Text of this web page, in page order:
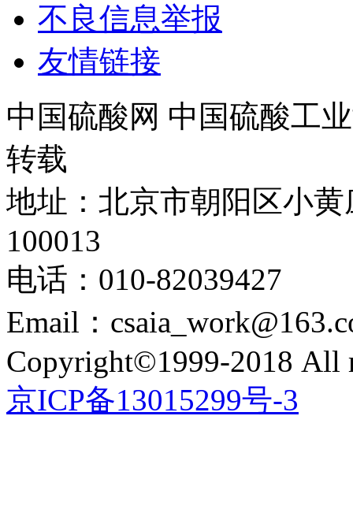
不良信息举报
友情链接
中国硫酸网 中国硫酸工
转载
地址：北京市朝阳区小
100013
电话：010-82039427
Email：
Copyright©1999-2018 All
京ICP备13015299号-3